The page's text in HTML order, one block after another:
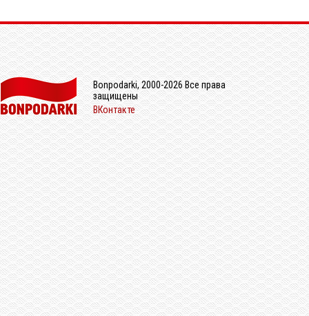
Bonpodarki, 2000-2026 Все права
защищены
ВКонтакте